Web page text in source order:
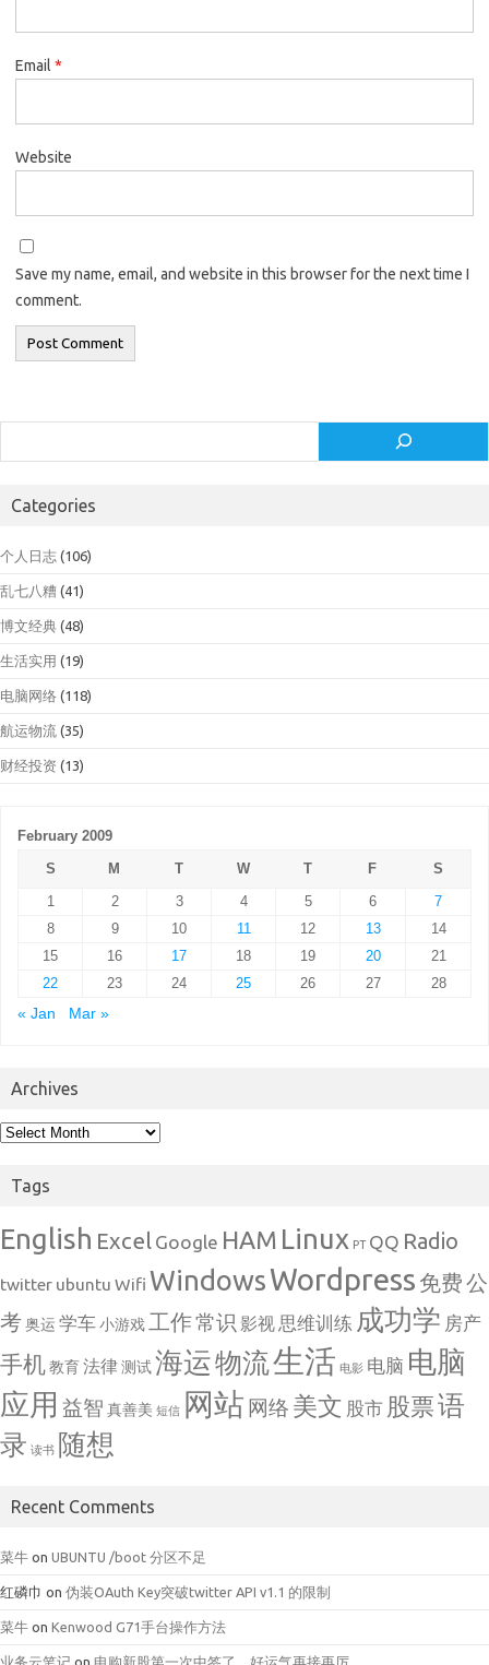
Email *
Website
Save my name, email, and website in this browser for the next time I
comment.
Categories
个人日志 (106)
乱七八糟 (41)
博文经典 (48)
生活实用 (19)
电脑网络 (118)
航运物流 (35)
财经投资 (13)
February 2009
S
M T W T F
S
1
2 3 4 5 6
7
8
9 10 11 12 13
14
15
16 17 18 19 20
21
22
23 24 25 26 27
28
« Jan
Mar »
Archives
Archives
Tags
English Excel Google HAM Linux PT QQ Radio
twitter ubuntu Wifi WindowsWordpress 免费公
考奥运 学车小游戏 工作常识 影视 思维训练 成功学 房产
手机 教育法律测试海运物流生活 电影 电脑 电脑
应用 益智 真善美 短信 网站 网络 美文 股市 股票语
录 读书 随想
Recent Comments
菜牛 on UBUNTU /boot 分区不足
红磷巾 on 伪装OAuth Key突破twitter API v1.1 的限制
菜牛 on Kenwood G71手台操作方法
业务云笔记 on 申购新股第一次中签了，好运气再接再厉